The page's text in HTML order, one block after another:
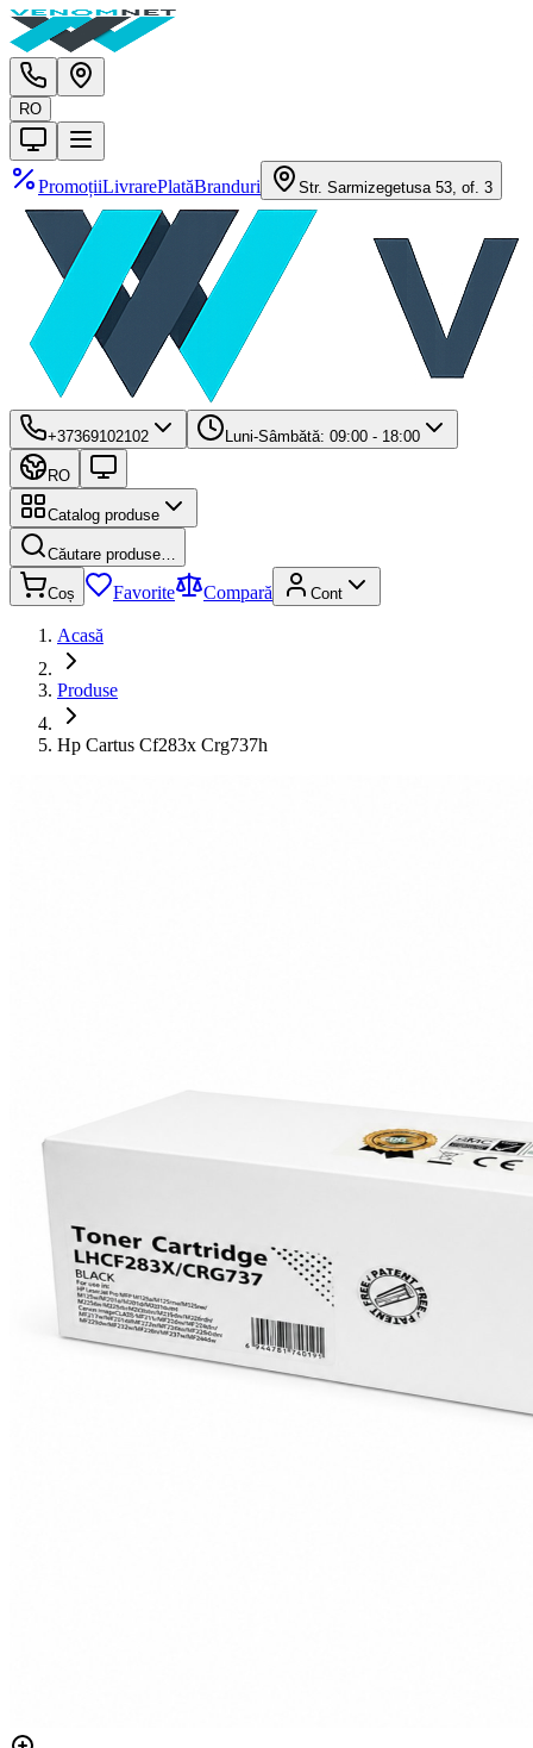
RO
PromoțiiLivrarePlatăBranduri Str. Sarmizegetusa 53, of. 3
+37369102102 Luni-Sâmbătă: 09:00 - 18:00
RO
Catalog produse
Căutare produse…
Coș Favorite Compară Cont
Acasă
Produse
Hp Cartus Cf283x Crg737h